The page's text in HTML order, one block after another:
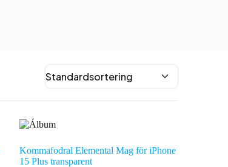
Kommafodral Elemental Mag för iPhone
15 Plus transparent